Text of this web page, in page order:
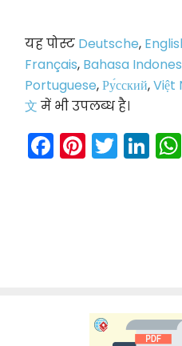
यह पोस्ट Deutsche,
Français, Bahasa
Portuguese,Ру́сский,Việt
文 में भी उपलब्ध है।
Facebook